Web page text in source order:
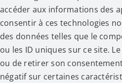
accéder aux informations des
consentir à ces technologies
des données telles que le
ou les ID uniques sur ce site.
ou de retirer son
négatif sur certaines